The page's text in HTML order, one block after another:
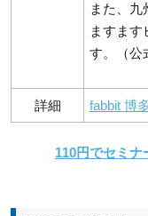
また、
ますます
す。（公
詳細 fabbit 博
110円でセミナ